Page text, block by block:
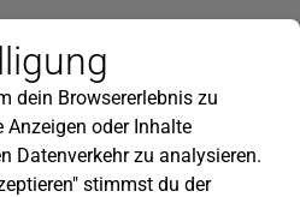
und mehr findest du in
dein Browsererlebnis zu
Anzeigen oder Inhalte
Datenverkehr zu analysieren.
stimmst du der